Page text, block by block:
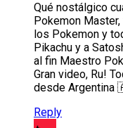
Qué nostálgico
Pokemon
los Pokemon y
Pikachu y a
al fin Maestro
Gran video, Ru!
desde
Reply